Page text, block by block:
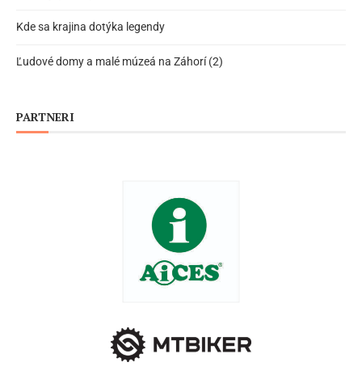
Kde sa krajina dotýka legendy
Ľudové domy a malé múzeá na Záhorí (2)
PARTNERI